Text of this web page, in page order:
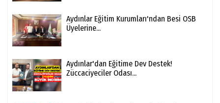
Aydınlar Eğitim Kurumları'ndan Besi OSB
Üyelerine...
Aydınlar'dan Eğitime Dev Destek!
Züccaciyeciler Odası...